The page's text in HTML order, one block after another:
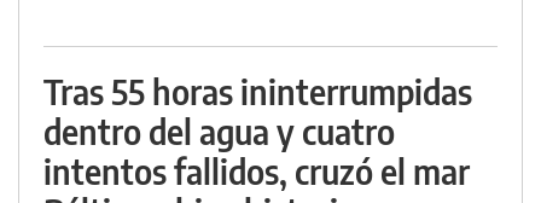
Tras 55 horas ininterrumpidas
dentro del agua y cuatro
intentos fallidos, cruzó el mar